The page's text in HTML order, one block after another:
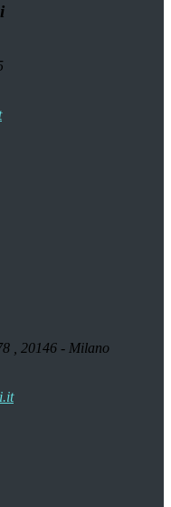
, 20146 - Milano